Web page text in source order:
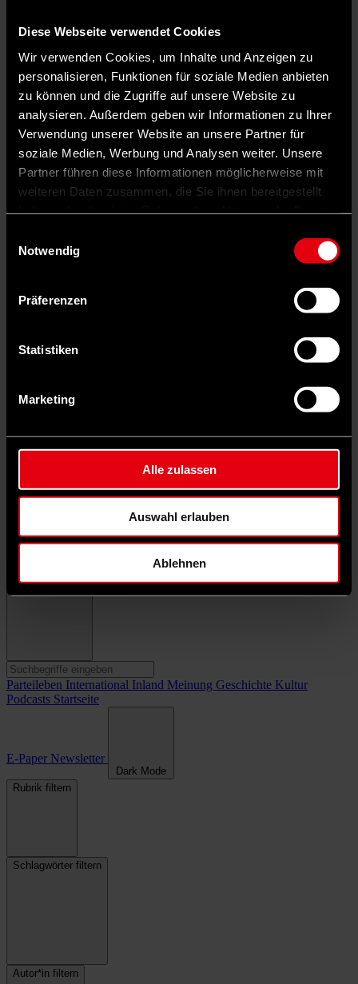
Diese Webseite verwendet Cookies
Wir verwenden Cookies, um Inhalte und Anzeigen zu
personalisieren, Funktionen für soziale Medien anbieten
zu können und die Zugriffe auf unsere Website zu
analysieren. Außerdem geben wir Informationen zu Ihrer
Verwendung unserer Website an unsere Partner für
soziale Medien, Werbung und Analysen weiter. Unsere
Partner führen diese Informationen möglicherweise mit
weiteren Daten zusammen, die Sie ihnen bereitgestellt
Notwendig
Präferenzen
Statistiken
Marketing
Alle zulassen
Auswahl erlauben
Ablehnen
Parteileben International Inland Meinung Geschichte Kultur
Podcasts Startseite
E-Paper Newsletter
Dark Mode
Rubrik filtern
Schlagwörter filtern
Autor*in filtern